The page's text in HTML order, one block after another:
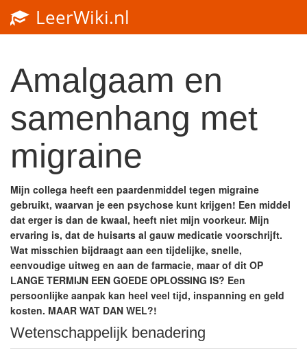
LeerWiki.nl
Amalgaam en
samenhang met
migraine
Mijn collega heeft een paardenmiddel tegen migraine
gebruikt, waarvan je een psychose kunt krijgen! Een middel
dat erger is dan de kwaal, heeft niet mijn voorkeur. Mijn
ervaring is, dat de huisarts al gauw medicatie voorschrijft.
Wat misschien bijdraagt aan een tijdelijke, snelle,
eenvoudige uitweg en aan de farmacie, maar of dit OP
LANGE TERMIJN EEN GOEDE OPLOSSING IS? Een
persoonlijke aanpak kan heel veel tijd, inspanning en geld
kosten. MAAR WAT DAN WEL?!
Wetenschappelijk benadering